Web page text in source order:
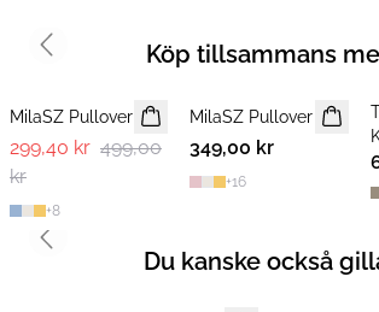
Köp tillsammans
MilaSZ Pullover
299,40 kr 499,00
kr
+8
NYHET
2 FOR 600 SEK
MilaSZ Pullover
349,00 kr
+16
Previous slide
Du kanske också
Previous slide